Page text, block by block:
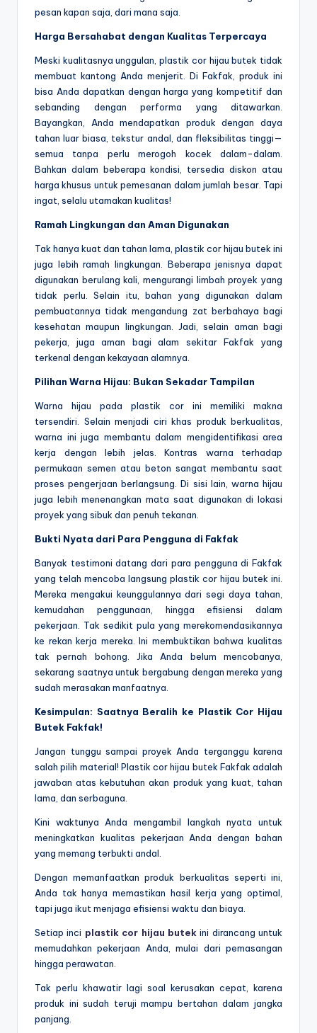
pesan kapan saja, dari mana saja.
Harga Bersahabat dengan Kualitas Terpercaya
Meski kualitasnya unggulan, plastik cor hijau butek tidak
membuat kantong Anda menjerit. Di Fakfak, produk ini
bisa Anda dapatkan dengan harga yang kompetitif dan
sebanding dengan performa yang ditawarkan.
Bayangkan, Anda mendapatkan produk dengan daya
tahan luar biasa, tekstur andal, dan fleksibilitas tinggi—
semua tanpa perlu merogoh kocek dalam-dalam.
Bahkan dalam beberapa kondisi, tersedia diskon atau
harga khusus untuk pemesanan dalam jumlah besar. Tapi
ingat, selalu utamakan kualitas!
Ramah Lingkungan dan Aman Digunakan
Tak hanya kuat dan tahan lama, plastik cor hijau butek ini
juga lebih ramah lingkungan. Beberapa jenisnya dapat
digunakan berulang kali, mengurangi limbah proyek yang
tidak perlu. Selain itu, bahan yang digunakan dalam
pembuatannya tidak mengandung zat berbahaya bagi
kesehatan maupun lingkungan. Jadi, selain aman bagi
pekerja, juga aman bagi alam sekitar Fakfak yang
terkenal dengan kekayaan alamnya.
Pilihan Warna Hijau: Bukan Sekadar Tampilan
Warna hijau pada plastik cor ini memiliki makna
tersendiri. Selain menjadi ciri khas produk berkualitas,
warna ini juga membantu dalam mengidentifikasi area
kerja dengan lebih jelas. Kontras warna terhadap
permukaan semen atau beton sangat membantu saat
proses pengerjaan berlangsung. Di sisi lain, warna hijau
juga lebih menenangkan mata saat digunakan di lokasi
proyek yang sibuk dan penuh tekanan.
Bukti Nyata dari Para Pengguna di Fakfak
Banyak testimoni datang dari para pengguna di Fakfak
yang telah mencoba langsung plastik cor hijau butek ini.
Mereka mengakui keunggulannya dari segi daya tahan,
kemudahan penggunaan, hingga efisiensi dalam
pekerjaan. Tak sedikit pula yang merekomendasikannya
ke rekan kerja mereka. Ini membuktikan bahwa kualitas
tak pernah bohong. Jika Anda belum mencobanya,
sekarang saatnya untuk bergabung dengan mereka yang
sudah merasakan manfaatnya.
Kesimpulan: Saatnya Beralih ke Plastik Cor Hijau
Butek Fakfak!
Jangan tunggu sampai proyek Anda terganggu karena
salah pilih material! Plastik cor hijau butek Fakfak adalah
jawaban atas kebutuhan akan produk yang kuat, tahan
lama, dan serbaguna.
Kini waktunya Anda mengambil langkah nyata untuk
meningkatkan kualitas pekerjaan Anda dengan bahan
yang memang terbukti andal.
Dengan memanfaatkan produk berkualitas seperti ini,
Anda tak hanya memastikan hasil kerja yang optimal,
tapi juga ikut menjaga efisiensi waktu dan biaya.
Setiap inci plastik cor hijau butek ini dirancang untuk
memudahkan pekerjaan Anda, mulai dari pemasangan
hingga perawatan.
Tak perlu khawatir lagi soal kerusakan cepat, karena
produk ini sudah teruji mampu bertahan dalam jangka
panjang.